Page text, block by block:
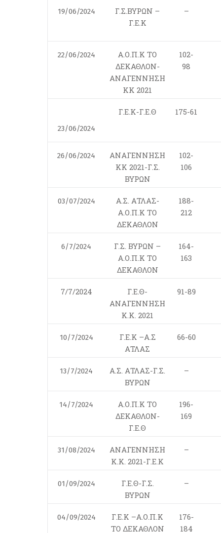
19/06/2024
Γ.Σ.ΒΥΡΩΝ –
Γ.Ε.Κ
–
22/06/2024
Α.Ο.Π.Κ ΤΟ
ΔΕΚΑΘΛΟΝ-
ΑΝΑΓΕΝΝΗΣΗ
ΚΚ 2021
102-
98
23/06/2024
Γ.Ε.Κ-Γ.Ε.Θ 175-61
26/06/2024
ΑΝΑΓΕΝΝΗΣΗ
ΚΚ 2021-Γ.Σ.
ΒΥΡΩΝ
102-
106
03/07/2024
Α.Σ. ΑΤΛΑΣ-
Α.Ο.Π.Κ ΤΟ
ΔΕΚΑΘΛΟΝ
188-
212
6/7/2024
Γ.Σ. ΒΥΡΩΝ –
Α.Ο.Π.Κ ΤΟ
ΔΕΚΑΘΛΟΝ
164-
163
7/7/2024
Γ.Ε.Θ-
ΑΝΑΓΕΝΝΗΣΗ
Κ.Κ. 2021
91-89
10/7/2024
Γ.Ε.Κ –Α.Σ
ΑΤΛΑΣ
66-60
13/7/2024
Α.Σ. ΑΤΛΑΣ-Γ.Σ.
ΒΥΡΩΝ
–
14/7/2024
Α.Ο.Π.Κ ΤΟ
ΔΕΚΑΘΛΟΝ-
Γ.Ε.Θ
196-
169
31/08/2024
ΑΝΑΓΕΝΝΗΣΗ
Κ.Κ. 2021-Γ.Ε.Κ
–
01/09/2024
Γ.Ε.Θ-Γ.Σ.
ΒΥΡΩΝ
–
04/09/2024
Γ.Ε.Κ –Α.Ο.Π.Κ
ΤΟ ΔΕΚΑΘΛΟΝ
176-
184